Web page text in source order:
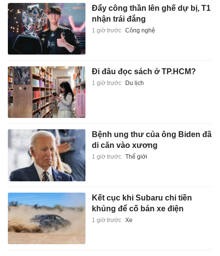
Đẩy công thần lên ghế dự bị, T1
nhận trái đắng
1 giờ trước Công nghệ
Đi đâu đọc sách ở TP.HCM?
1 giờ trước Du lịch
Bệnh ung thư của ông Biden đã
di căn vào xương
1 giờ trước Thế giới
Kết cục khi Subaru chi tiền
khủng để cố bán xe điện
1 giờ trước Xe